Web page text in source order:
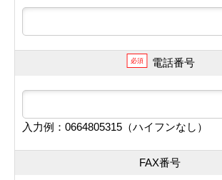
必須 電話番号
入力例：0664805315（ハイフンなし）
FAX番号